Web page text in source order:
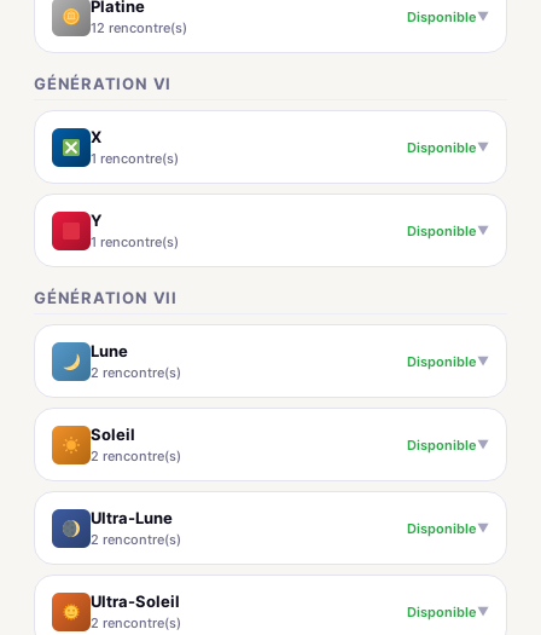
Platine
12 rencontre(s)
Disponible▼
GÉNÉRATION VI
X
1 rencontre(s)
Disponible▼
Y
1 rencontre(s)
Disponible▼
GÉNÉRATION VII
Lune
2 rencontre(s)
Disponible▼
Soleil
2 rencontre(s)
Disponible▼
Ultra-Lune
2 rencontre(s)
Disponible▼
Ultra-Soleil
2 rencontre(s)
Disponible▼